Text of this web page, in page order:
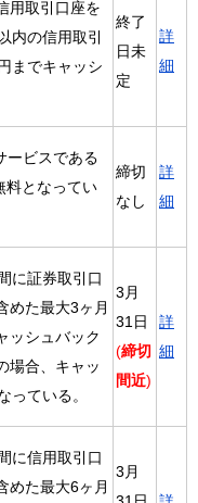
用取引口座を
内の信用取引
までキャッシ
終了
日未
定
詳
細
ービスである
料となってい
締切
なし
詳
細
に証券取引口
めた最大3ヶ月
ッシュバック
場合、キャッ
っている。
3月
31日
(締切
間近)
詳
細
に信用取引口
めた最大6ヶ月
3月